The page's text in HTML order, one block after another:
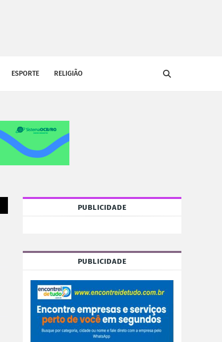
ESPORTE RELIGIÃO
PUBLICIDADE
PUBLICIDADE